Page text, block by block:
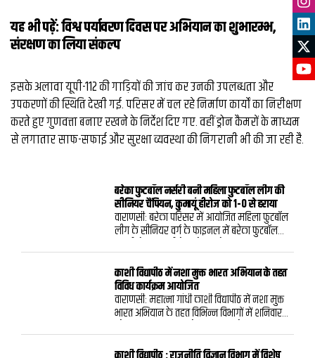
यह भी पढ़ें:विश्व पर्यावरण दिवस पर अभियान का शुभारम्भ,
संरक्षण का लिया संकल्‍प
इसके अलावा यूपी-112 की गाड़ियों की जांच कर उनकी उपलब्धता और
उपकरणों की स्थिति देखी गई. परिसर में चल रहे निर्माण कार्यों का निरीक्षण
करते हुए गुणवत्ता बनाए रखने के निर्देश दिए गए. वहीं ड्रोन कैमरों के माध्यम
से लगातार साफ-सफाई और सुरक्षा व्यवस्था की निगरानी भी की जा रही है.
बरेका फुटबॉल नर्सरी बनी महिला फुटबॉल लीग की
सीनियर चैंपियन, कुमायूं हीरोज को 1-0 से हराया
वाराणसी: बरेका परिसर में आयोजित महिला फुटबॉल
लीग के सीनियर वर्ग के फाइनल में बरेका फुटबॉल
अपने नाम कर लिया। शनिवार को खेले गए रोमांचक
मुकाबले में प्रीति यादव का निर्णायक गोल बरेका
फुटबॉल नर्सरी की जीत का आधार बना।पूर्व
अंतरराष्ट्रीय फुटबॉल खिलाड़ी एवं प्रशिक्षक भैरव दत्त के
तत्वावधान में आयोजित प्रतियोगिता के फाइनल
मुकाबले का शुभारंभ मुख्य अतिथि बरेका खेलकूद
संघ के महासचिव एवं मुख्य अभिकल्प इंजीनियर
(विद्युत) अनुराग कुमार गुप्ता तथा विशिष्ट अतिथि बरेका
काशी विद्यापीठ में नशा मुक्त भारत अभियान के तहत
विविध कार्यक्रम आयोजित
वाराणसी: महात्मा गांधी काशी विद्यापीठ में नशा मुक्त
भारत अभियान के तहत विभिन्न विभागों में शनिवार
में भाषण प्रतियोगिता एवं जन जागरूकता का आयोजन
किया गया। विभागध्यक्ष प्रो. शेफाली वर्मा ठकराल ने